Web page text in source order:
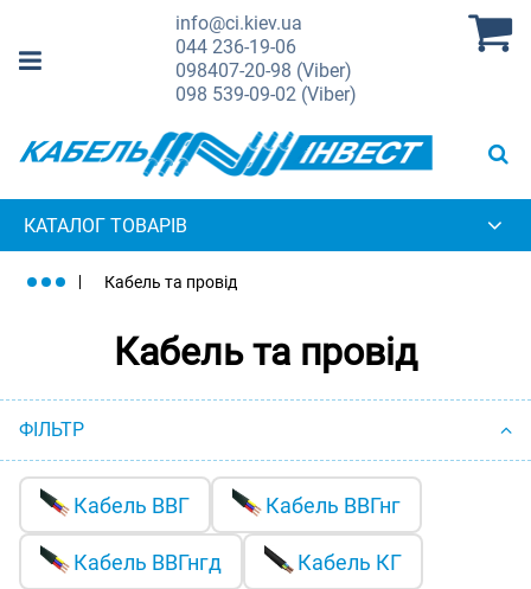
info@ci.kiev.ua
044236-19-06
098407-20-98 (Viber)
098 539-09-02 (Viber)
КАТАЛОГ ТОВАРІВ
Кабель та провід
Кабель та провід
ФІЛЬТР
Кабель ВВГ Кабель ВВГнг
Кабель ВВГнгд Кабель КГ